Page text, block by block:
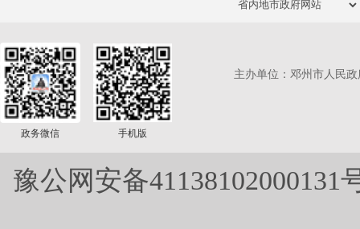
政务微信 手机版
主办单位：邓州市人民
豫公网安备41138102000131